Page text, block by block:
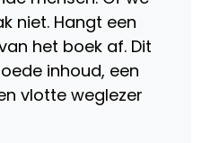
niet. Hangt een
het boek af. Dit
inhoud, een
vlotte weglezer